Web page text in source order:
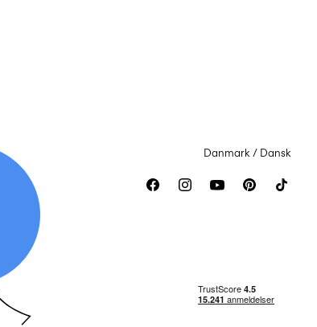
Danmark / Dansk